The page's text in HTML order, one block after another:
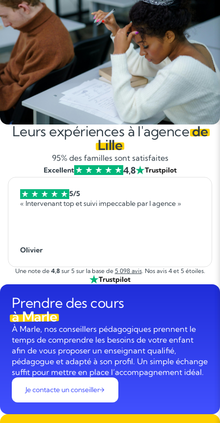
Leurs expériences à l'agencede
Lille
95% des familles sont satisfaites
Excellent 4,8 Trustpilot
5/5
« Intervenant top et suivi impeccable par l agence »
Olivier
Une note de 4,8sur 5 sur la base de 5 098 avis. Nos avis 4 et 5 étoiles.
Trustpilot
Prendre des cours
à Marle
À Marle, nos conseillers pédagogiques prennent le
temps de comprendre les besoins de votre enfant
afin de vous proposer un enseignant qualifié,
pédagogue et adapté à son profil. Un simple échange
suffit pour mettre en place l’accompagnement idéal.
Je contacte un conseiller